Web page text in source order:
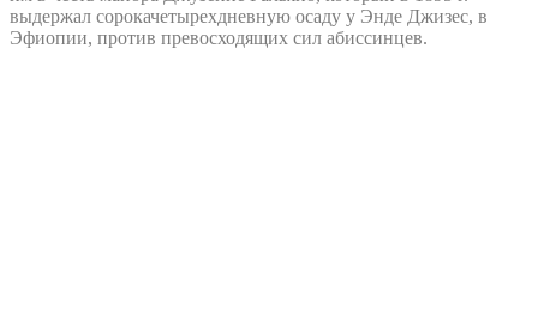
выдержал сорокачетырехдневную осаду у Энде Джизес, в
Эфиопии, против превосходящих сил абиссинцев.